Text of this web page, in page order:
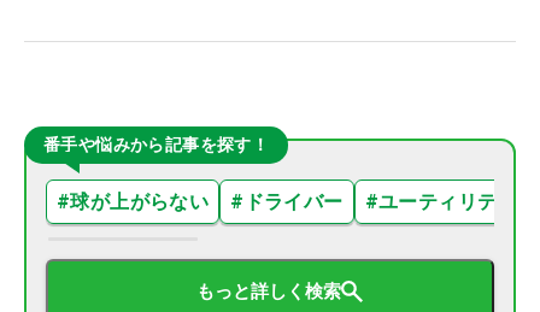
番手や悩みから記事を探す！
#球が上がらない # ドライバー #ユーティリティ
もっと詳しく検索